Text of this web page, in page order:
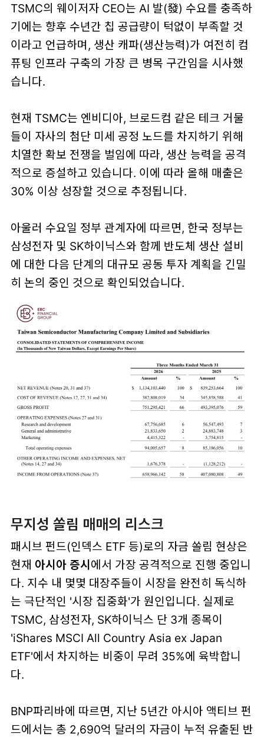
TSMC의 웨이저자 CEO는 AI 발(發) 수요를 충족하
기에는 향후 수년간 칩 공급량이 턱없이 부족할 것
이라고 언급하며, 생산 캐파(생산능력)가 여전히 컴
퓨팅 인프라 구축의 가장 큰 병목 구간임을 시사했
습니다.
현재 TSMC는 엔비디아, 브로드컴 같은 테크 거물
들이 자사의 첨단 미세 공정 노드를 차지하기 위해
치열한 확보 전쟁을 벌임에 따라, 생산 능력을 공격
적으로 증설하고 있습니다. 이에 따라 올해 매출은
30% 이상 성장할 것으로 추정됩니다.
아울러 수요일 정부 관계자에 따르면, 한국 정부는
삼성전자 및 SK하이닉스와 함께 반도체 생산 설비
에 대한 다음 단계의 대규모 공동 투자 계획을 긴밀
히 논의 중인 것으로 확인되었습니다.
무지성 쏠림 매매의 리스크
패시브 펀드(인덱스 ETF 등)로의 자금 쏠림 현상은
현재 아시아 증시 에서 가장 공격적으로 진행 중입니
다. 지수 내 몇몇 대장주들이 시장을 완전히 독식하
는 극단적인 '시장 집중화'가 원인입니다. 실제로
TSMC, 삼성전자, SK하이닉스 단 3개 종목이
'iShares MSCI All Country Asia ex Japan
ETF'에서 차지하는 비중이 무려 35%에 육박합니
다.
BNP파리바에 따르면, 지난 5년간 아시아 액티브 펀
드에서는 총 2,690억 달러의 자금이 누적 유출된 반